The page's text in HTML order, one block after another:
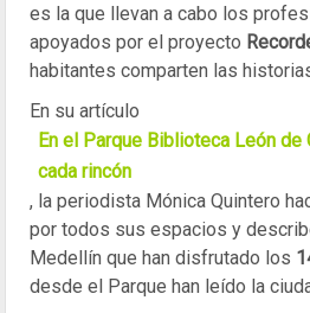
es la que llevan a cabo los
apoyados por el proyecto
habitantes comparten las
En su artículo
En el Parque Biblioteca León
cada rincón
, la periodista Mónica Quintero
por todos sus espacios y
Medellín que han disfrutado los
desde el Parque han leído la